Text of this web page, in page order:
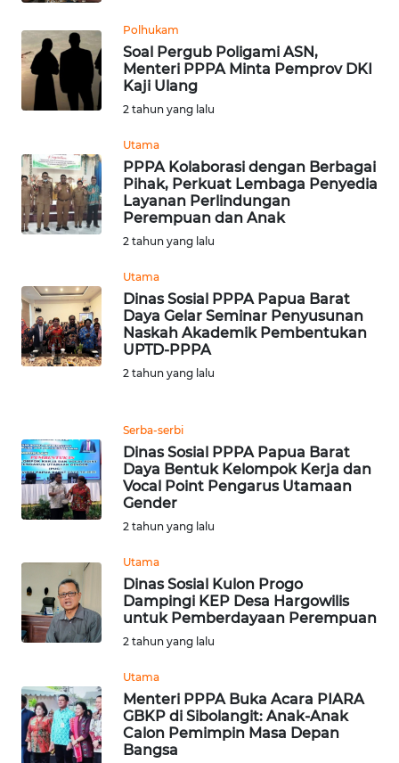
Polhukam
Soal Pergub Poligami ASN,
Menteri PPPA Minta Pemprov DKI
Kaji Ulang
2 tahun yang lalu
Utama
PPPA Kolaborasi dengan Berbagai
Pihak, Perkuat Lembaga Penyedia
Layanan Perlindungan
Perempuan dan Anak
2 tahun yang lalu
Utama
Dinas Sosial PPPA Papua Barat
Daya Gelar Seminar Penyusunan
Naskah Akademik Pembentukan
UPTD-PPPA
2 tahun yang lalu
Serba-serbi
Dinas Sosial PPPA Papua Barat
Daya Bentuk Kelompok Kerja dan
Vocal Point Pengarus Utamaan
Gender
2 tahun yang lalu
Utama
Dinas Sosial Kulon Progo
Dampingi KEP Desa Hargowilis
untuk Pemberdayaan Perempuan
2 tahun yang lalu
Utama
Menteri PPPA Buka Acara PIARA
GBKP di Sibolangit: Anak-Anak
Calon Pemimpin Masa Depan
Bangsa
Wahana
News
Regional
WN
WN
JAKARTA
WN
BANTEN
WN
KEPRI
WN
PAPUA
BARAT
WN
SERAMBI